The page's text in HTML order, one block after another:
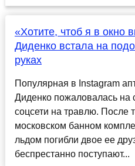
«Хотите, чтоб я в
Диденко встала на
руках
Популярная в Instagram
Диденко пожаловалась на
соцсети на травлю. После
московском банном
льдом погибли двое ее
беспрестанно поступают...